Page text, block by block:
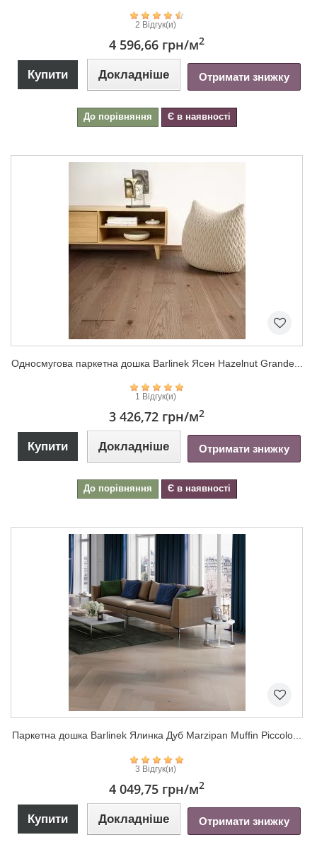
2 Відгук(и)
4 596,66 грн/м2
Купити Докладніше Отримати знижку
До порівняння Є в наявності
Односмугова паркетна дошка Barlinek Ясен Hazelnut Grande...
1 Відгук(и)
3 426,72 грн/м2
Купити Докладніше Отримати знижку
До порівняння Є в наявності
Паркетна дошка Barlinek Ялинка Дуб Marzipan Muffin Piccolo...
3 Відгук(и)
4 049,75 грн/м2
Купити Докладніше Отримати знижку